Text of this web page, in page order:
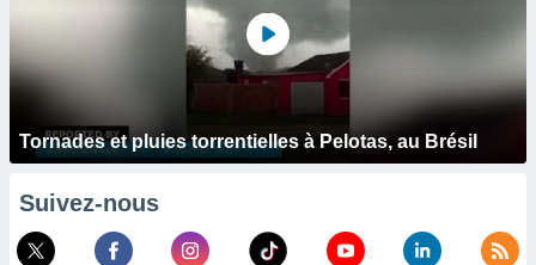
Tornades et pluies torrentielles à Pelotas, au Brésil
Suivez-nous